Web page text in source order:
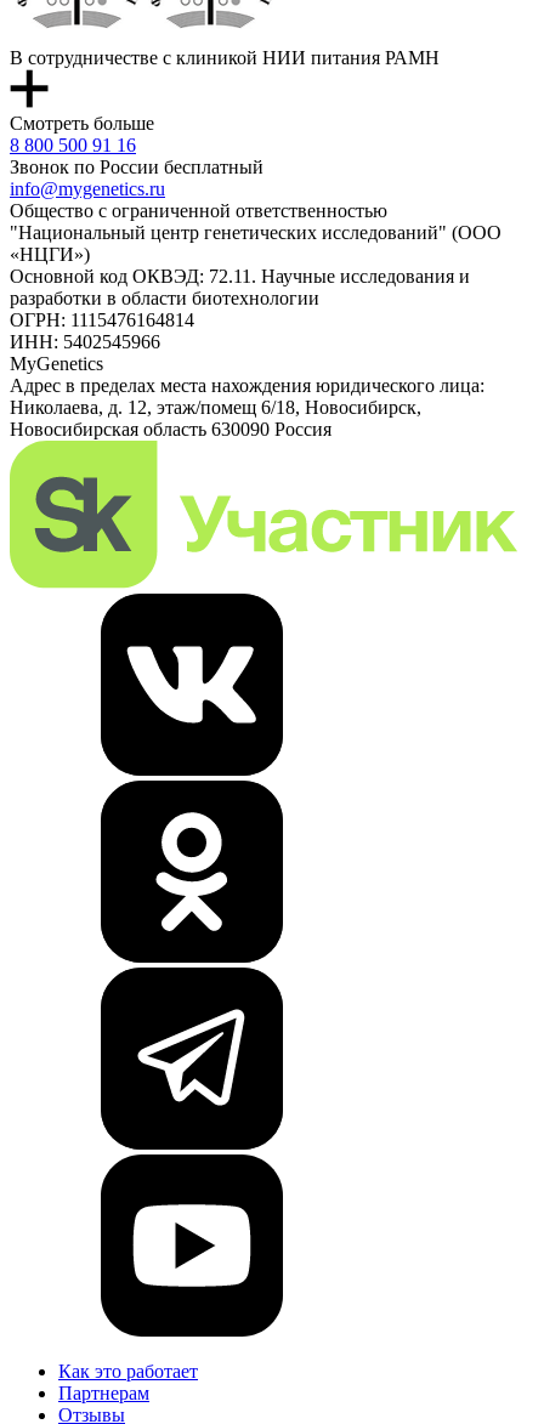
В сотрудничестве с клиникой НИИ питания РАМН
Смотреть больше
8 800 500 91 16
Звонок по России бесплатный
info@mygenetics.ru
Общество с ограниченной ответственностью
"Национальный центр генетических исследований" (ООО
«НЦГИ»)
Основной код ОКВЭД: 72.11. Научные исследования и
разработки в области биотехнологии
ОГРН: 1115476164814
ИНН: 5402545966
MyGenetics
Адрес в пределах места нахождения юридического лица:
Николаева, д. 12, этаж/помещ 6/18, Новосибирск,
Новосибирская область 630090 Россия
Как это работает
Партнерам
Отзывы